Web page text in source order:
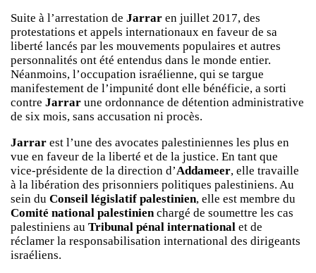
Suite à l’arrestation de Jarrar en juillet 2017, des
protestations et appels internationaux en faveur de sa
liberté lancés par les mouvements populaires et autres
personnalités ont été entendus dans le monde entier.
Néanmoins, l’occupation israélienne, qui se targue
manifestement de l’impunité dont elle bénéficie, a sorti
contre Jarrar une ordonnance de détention administrative
de six mois, sans accusation ni procès.
Jarrar est l’une des avocates palestiniennes les plus en
vue en faveur de la liberté et de la justice. En tant que
vice-présidente de la direction d’Addameer, elle travaille
à la libération des prisonniers politiques palestiniens. Au
sein du Conseil législatif palestinien, elle est membre du
Comité national palestinien chargé de soumettre les cas
palestiniens au Tribunal pénal international et de
réclamer la responsabilisation international des dirigeants
israéliens.